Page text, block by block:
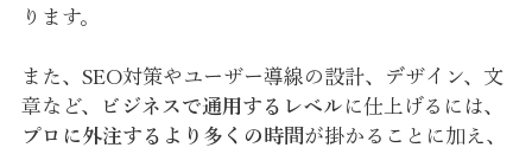
ります。
また、SEO対策やユーザー導線の設計、デザイン、文
章など、
ビジネスで通用するレベル に仕上げるには、
プロに外注するより多くの時間が掛かることに加え、